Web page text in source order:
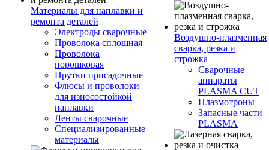
Материалы для наплавки и
ремонта деталей
Электроды сварочные
Проволока сплошная
Проволока
порошковая
Прутки присадочные
Флюсы и проволоки
для износостойкой
наплавки
Ленты сварочные
Специализированные
материалы
Воздушно-плазменная
сварка, резка и
строжка
Сварочные
аппараты
PLASMA CUT
Плазмотроны
Запасные части
PLASMA